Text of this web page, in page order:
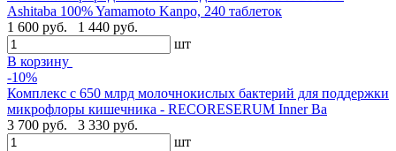
Ashitaba 100% Yamamoto Kanpo, 240 таблеток
1 600 руб.
1 440 руб.
шт
В корзину
-10%
Комплекс с 650 млрд молочнокислых бактерий для поддержки
микрофлоры кишечника - RECORESERUM Inner Ba
3 700 руб.
3 330 руб.
шт